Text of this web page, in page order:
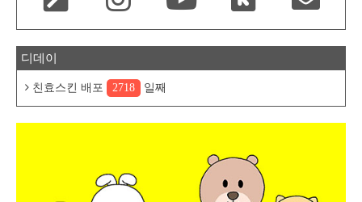
디데이
친효스킨 배포 2718 일째